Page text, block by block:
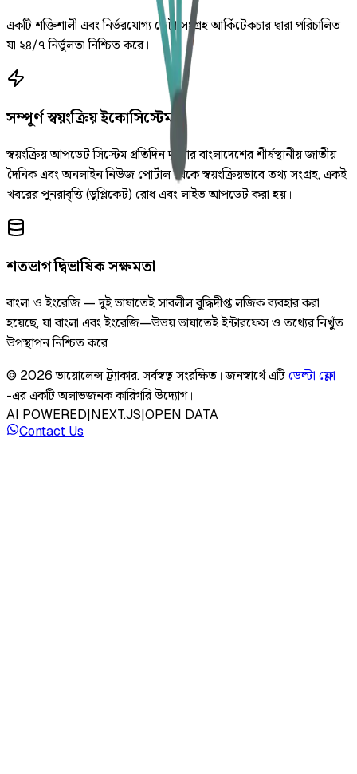
একটি শক্তিশালী এবং নির্ভরযোগ্য ডেটা সংগ্রহ আর্কিটেকচার দ্বারা পরিচালিত
যা ২৪/৭ নির্ভুলতা নিশ্চিত করে।
সম্পূর্ণ স্বয়ংক্রিয় ইকোসিস্টেম
স্বয়ংক্রিয় আপডেট সিস্টেম প্রতিদিন দুইবার বাংলাদেশের শীর্ষস্থানীয় জাতীয়
দৈনিক এবং অনলাইন নিউজ পোর্টাল থেকে স্বয়ংক্রিয়ভাবে তথ্য সংগ্রহ, একই
খবরের পুনরাবৃত্তি (ডুপ্লিকেট) রোধ এবং লাইভ আপডেট করা হয়।
শতভাগ দ্বিভাষিক সক্ষমতা
বাংলা ও ইংরেজি — দুই ভাষাতেই সাবলীল বুদ্ধিদীপ্ত লজিক ব্যবহার করা
হয়েছে, যা বাংলা এবং ইংরেজি—উভয় ভাষাতেই ইন্টারফেস ও তথ্যের নিখুঁত
উপস্থাপন নিশ্চিত করে।
© 2026 ভায়োলেন্স ট্র্যাকার.সর্বস্বত্ব সংরক্ষিত। জনস্বার্থে এটিডেল্টা ফ্লো
-এর একটি অলাভজনক কারিগরি উদ্যোগ।
AI POWERED|NEXT.JS|OPEN DATA
Contact Us